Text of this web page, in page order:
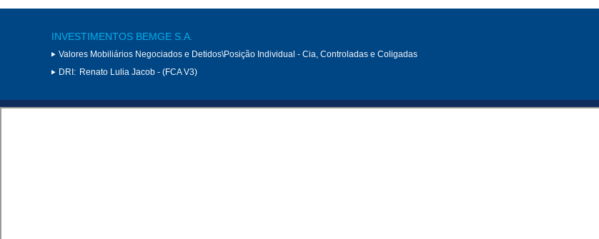
INVESTIMENTOS BEMGE S.A.
Valores Mobiliários Negociados e Detidos\Posição Individual - Cia, Controladas e Coligadas
DRI: Renato Lulia Jacob - (FCA V3)